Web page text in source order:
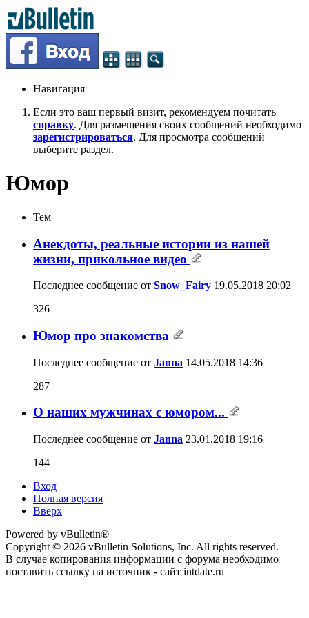
Навигация
Если это ваш первый визит, рекомендуем почитать
справку. Для размещения своих сообщений необходимо
зарегистрироваться. Для просмотра сообщений
выберите раздел.
Юмор
Тем
Анекдоты, реальные истории из нашей
жизни, прикольное видео
Последнее сообщение от Snow_Fairy 19.05.2018 20:02
326
Юмор про знакомства
Последнее сообщение от Janna 14.05.2018 14:36
287
О наших мужчинах с юмором...
Последнее сообщение от Janna 23.01.2018 19:16
144
Вход
Полная версия
Вверх
Powered by vBulletin®
Copyright © 2026 vBulletin Solutions, Inc. All rights reserved.
В случае копирования информации с форума необходимо
поставить ссылку на источник - сайт intdate.ru